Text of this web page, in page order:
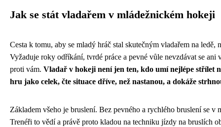
Jak se stát vladařem v mládežnickém hokeji
Cesta k tomu, aby se mladý hráč stal skutečným vladařem na
Vyžaduje roky odříkání, tvrdé práce a pevné vůle nevzdávat se
proti vám. Vladař v hokeji není jen ten, kdo umí nejlépe střílet
hru jako celek, čte situace dříve, než nastanou, a dokáže
Základem všeho je bruslení. Bez pevného a rychlého bruslení se v
Trenéři to vědí a právě proto kladou na techniku jízdy na bruslích